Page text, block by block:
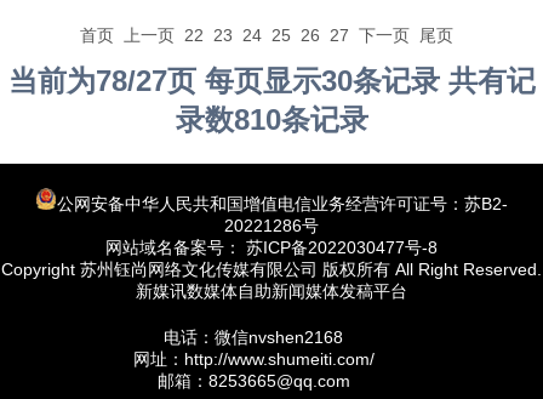
首页 上一页 22 23 24 25 26 27 下一页 尾页
当前为78/27页 每页显示30条记录 共有记
录数810条记录
公网安备中华人民共和国增值电信业务经营许可证号：苏B2-
20221286号
网站域名备案号： 苏ICP备2022030477号-8
Copyright 苏州钰尚网络文化传媒有限公司 版权所有 All Right Reserved.
新媒讯数媒体自助新闻媒体发稿平台
电话：微信nvshen2168
网址：http://www.shumeiti.com/
邮箱：8253665@qq.com